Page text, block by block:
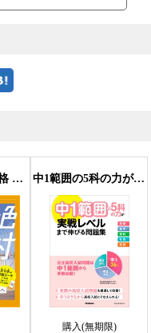
高校入試 絶対合格 社会 中1範囲の5科の力が実戦レベルまで伸びる問題集
購入(無期限)